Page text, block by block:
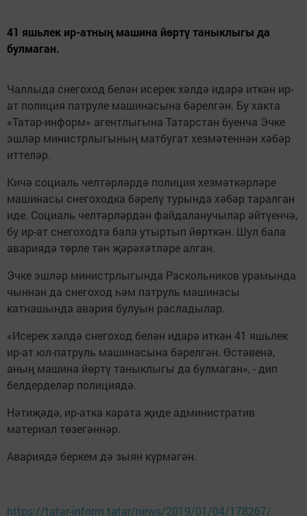
41 яшьлек ир-атның машина йөртү таныклыгы да
булмаган.
Чаллыда снегоход белән исерек хәлдә идарә иткән ир-
ат полиция патруле машинасына бәрелгән. Бу хакта
«Татар-информ» агентлыгына Татарстан буенча Эчке
эшләр министрлыгының матбугат хезмәтеннән хәбәр
иттеләр.
Кичә социаль челтәрләрдә полиция хезмәткәрләре
машинасы снегоходка бәрелү турында хәбәр таралган
иде. Социаль челтәрләрдән файдаланучылар әйтүенчә,
бу ир-ат снегоходта бала утыртып йөрткән. Шул бала
авариядә төрле тән җәрәхәтләре алган.
Эчке эшләр министрлыгында Раскольников урамында
чыннан да снегоход һәм патруль машинасы
катнашында авария булуын расладылар.
«Исерек хәлдә снегоход белән идарә иткән 41 яшьлек
ир-ат юл-патруль машинасына бәрелгән. Өстәвенә,
аның машина йөртү таныклыгы да булмаган», - дип
белдерделәр полициядә.
Нәтиҗәдә, ир-атка карата җиде административ
материал төзегәннәр.
Авариядә беркем дә зыян күрмәгән.
https://tatar-inform.tatar/news/2019/01/04/178267/